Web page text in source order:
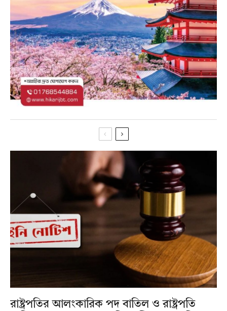
রাষ্ট্রপতির আলংকারিক পদ বাতিল ও রাষ্ট্রপতি